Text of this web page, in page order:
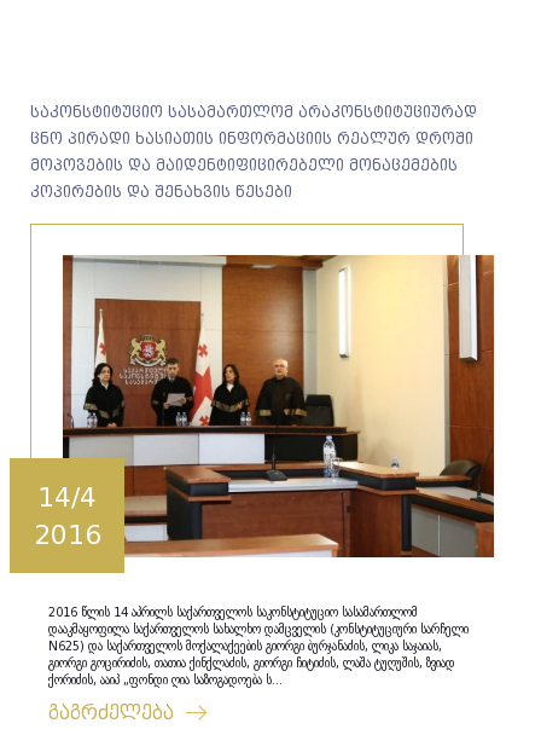
საკონსტიტუციო სასამართლომ არაკონსტიტუციურად
ცნო პირადი ხასიათის ინფორმაციის რეალურ დროში
მოპოვების და მაიდენტიფიცირებელი მონაცემების
კოპირების და შენახვის წესები
14/4
2016
2016 წლის 14 აპრილს საქართველოს საკონსტიტუციო სასამართლომ
დააკმაყოფილა საქართველოს სახალხო დამცველის (კონსტიტუციური სარჩელი
N625) და საქართველოს მოქალაქეების გიორგი ბურჯანაძის, ლიკა საჯაიას,
გიორგი გოცირიძის, თათია ქინქლაძის, გიორგი ჩიტიძის, ლაშა ტუღუშის, ზვიად
ქორიძის, ააიპ „ფონდი ღია საზოგადოება ს...
გაგრძელება